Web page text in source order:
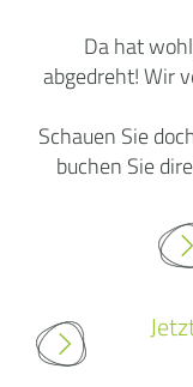
Da hat
abgedreht! Wir
Schauen Sie
buchen Sie